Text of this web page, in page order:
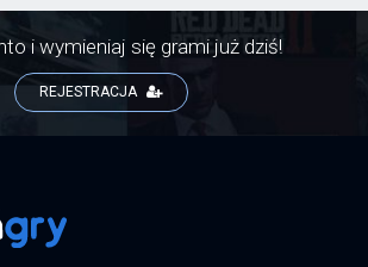
8: Ultimate Edition
8
i wymieniaj się grami już dziś!
REJESTRACJA